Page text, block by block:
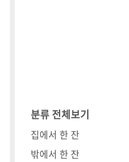
분류 전체보기
집에서 한 잔
밖에서 한 잔